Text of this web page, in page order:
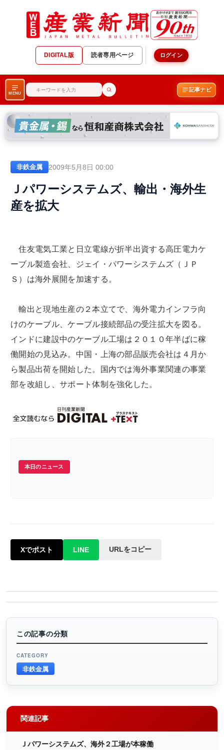
DIGITAL版 読者専用ページ ログイン
MENU
記事ナビ
非鉄金属 2009年5月8日 00:00
Ｊパワーシステムズ、輸出・海外生
産を拡大
住友電気工業と日立電線が折半出資する高圧電力ケ
ーブル製造会社、ジェイ・パワーシステムズ（ＪＰ
Ｓ）は海外展開を加速する。
輸出と現地生産の２本立てで、海外電力インフラ向
けのケーブル、ケーブル接続部品の受注拡大を図る。
インドに建設中のケーブル工場は２０１０年半ばに稼
働開始の見込み。中国・上海の部品販売会社は４月か
ら製品出荷を開始した。国内では海外事業関連の事業
部を改組し、サポート体制を強化した。
本日のニュース
Xでポスト LINE URLをコピー
この記事の分類
CATEGORY
非鉄金属
関連記事
Ｊパワーシステムズ、海外２工場が本稼働